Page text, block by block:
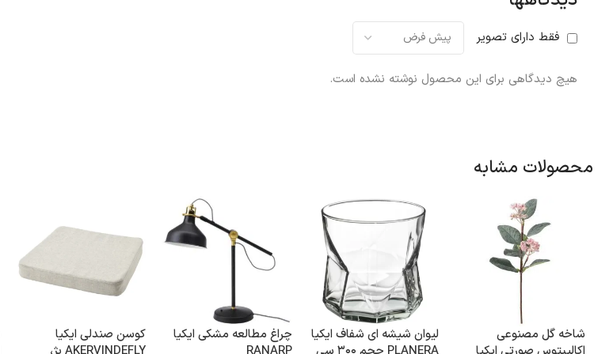
فقط دارای تصویر
هیچ دیدگاهی برای این محصول نوشته نشده است.
محصولات مشابه
شاخه گل مصنوعی
لیوان شیشه ای شفاف ایکیا
چراغ مطالعه مشکی ایکیا
کوسن صندلی ایکیا